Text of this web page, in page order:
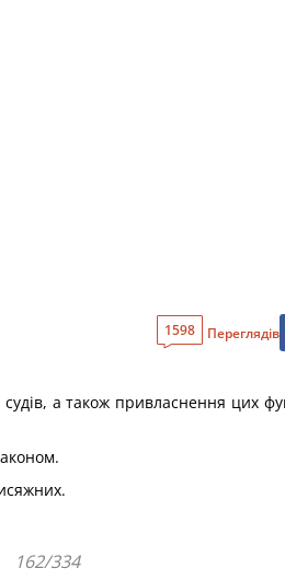
1598 Переглядів
а також привласнення цих
162/334